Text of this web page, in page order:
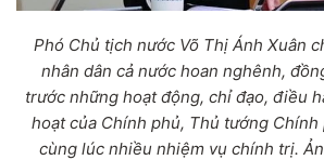
Phó Chủ tịch nước Võ Thị Ánh Xuân
nhân dân cả nước hoan nghênh,
trước những hoạt động, chỉ đạo, điều
hoạt của Chính phủ, Thủ tướng
cùng lúc nhiều nhiệm vụ chính trị.